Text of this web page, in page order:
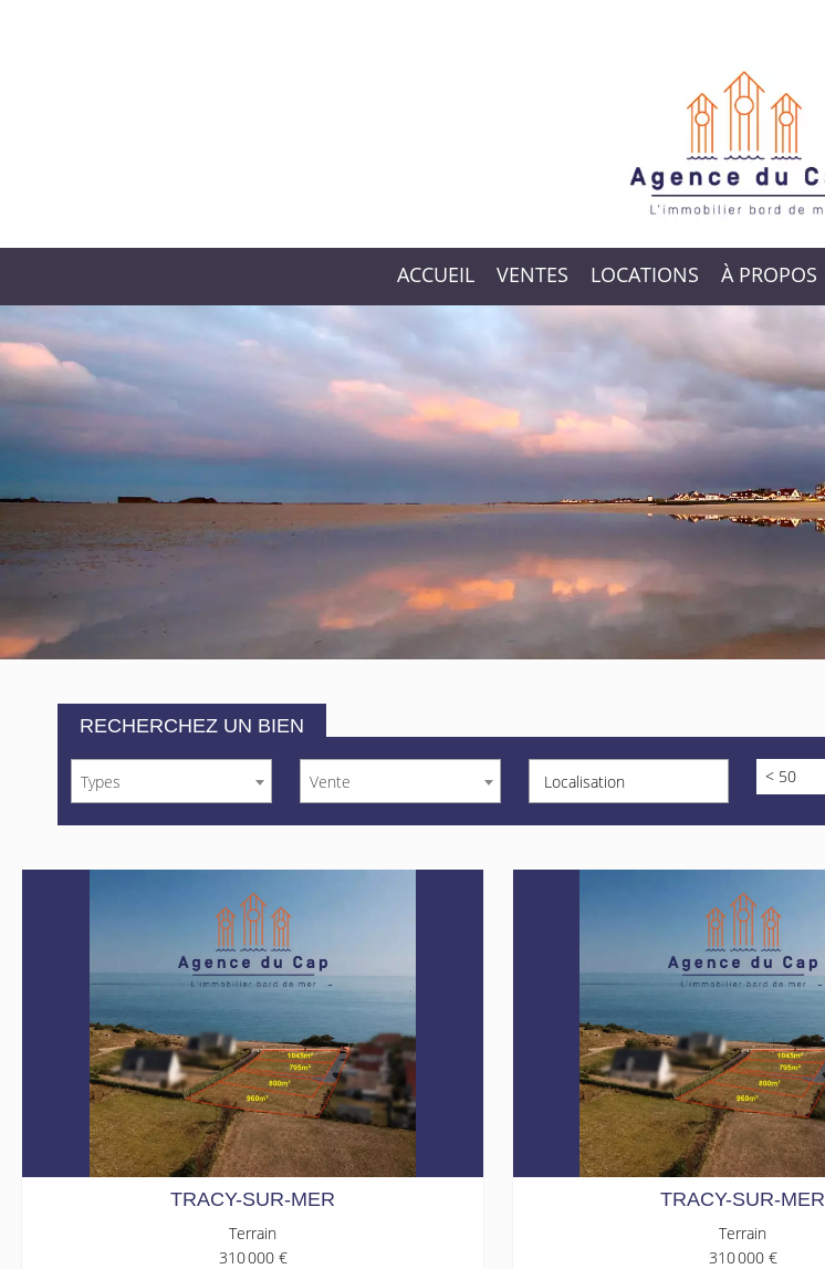
ACCUEIL VENTES LOCATIONS À PROPOS
RECHERCHEZ UN BIEN
Types Vente Localisation < 50
TRACY-SUR-MER
Terrain
310 000 €
TRACY-SUR-MER
Terrain
310 000 €